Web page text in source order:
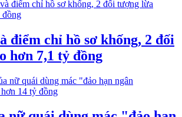
điểm chỉ hồ sơ khống, 2 đối
hơn 7,1 tỷ đồng